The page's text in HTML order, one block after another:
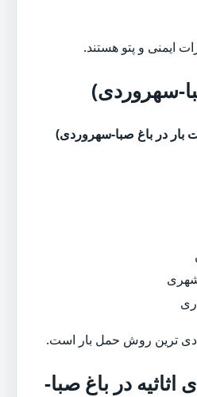
ایمنی و پتو هستند.
سهروردی)
بار در باغ صبا-سهروردی)
ترین روش حمل بار است.
در باغ صبا-